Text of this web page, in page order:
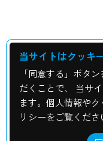
震
校外学
当サイトはクッキ
「同意する」ボタ
だくことで、 当サ
ます。個人情報や
リシーをご覧くださ